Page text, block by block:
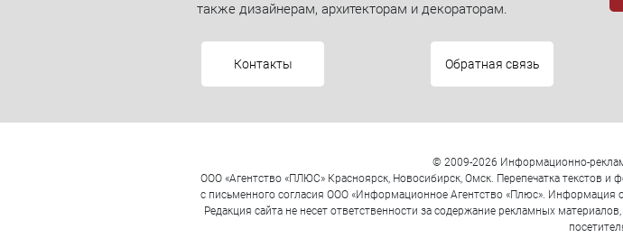
также дизайнерам, архитекторам и декораторам.
Контакты Обратная связь
© 2009-2026 Информационно-
ООО «Агентство «ПЛЮС» Красноярск, Новосибирск, Омск. Перепечатка текстов
с письменного согласия ООО «Информационное Агентство «Плюс». Информация
Редакция сайта не несет ответственности за содержание рекламных